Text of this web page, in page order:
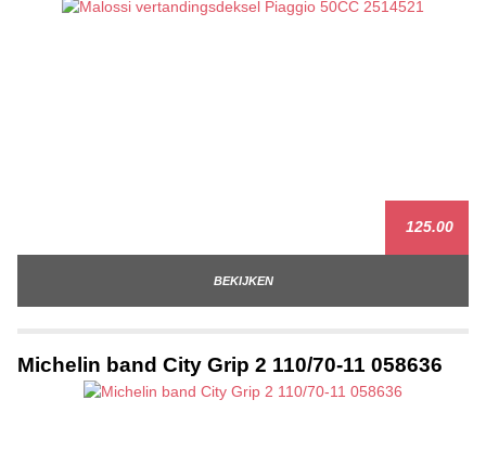
125.00
BEKIJKEN
Michelin band City Grip 2 110/70-11 058636